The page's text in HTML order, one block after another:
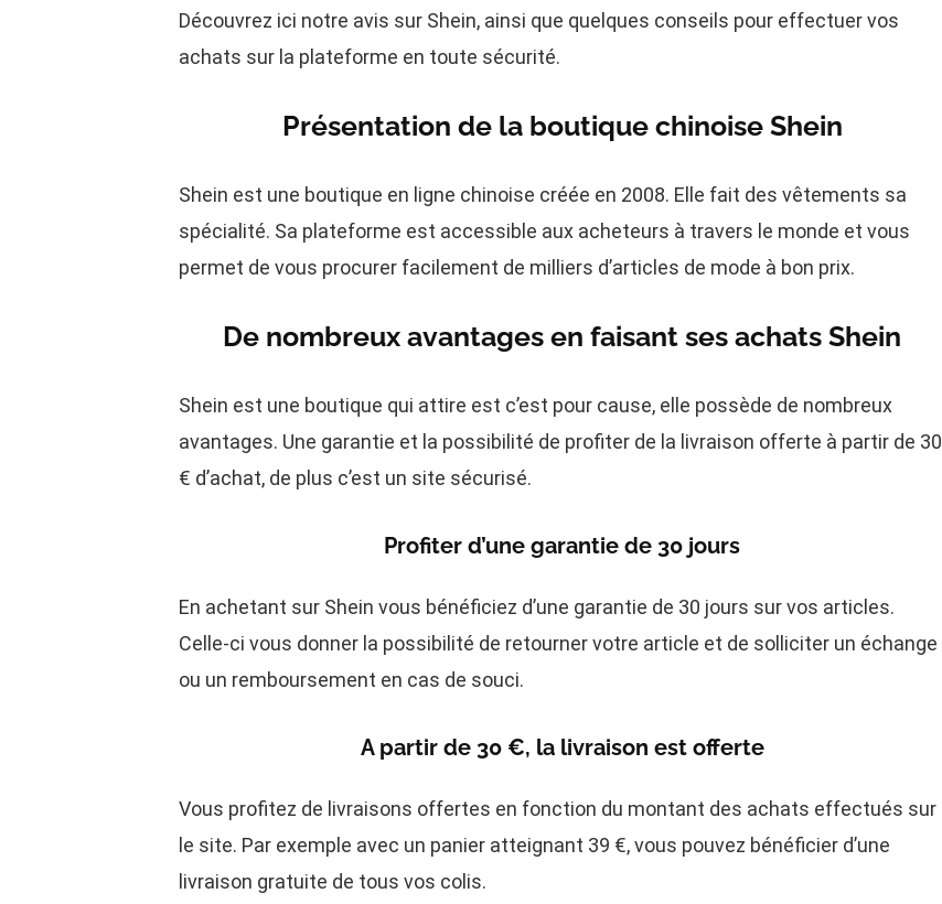
Découvrez ici notre avis sur Shein, ainsi que quelques conseils pour effectuer vos
achats sur la plateforme en toute sécurité.
Présentation de la boutique chinoise Shein
Shein est une boutique en ligne chinoise créée en 2008. Elle fait des vêtements sa
spécialité. Sa plateforme est accessible aux acheteurs à travers le monde et vous
permet de vous procurer facilement de milliers d’articles de mode à bon prix.
De nombreux avantages en faisant ses achats Shein
Shein est une boutique qui attire est c’est pour cause, elle possède de nombreux
avantages. Une garantie et la possibilité de profiter de la livraison offerte à partir de 30
€ d’achat, de plus c’est un site sécurisé.
Profiter d’une garantie de 30 jours
En achetant sur Shein vous bénéficiez d’une garantie de 30 jours sur vos articles.
Celle-ci vous donner la possibilité de retourner votre article et de solliciter un échange
ou un remboursement en cas de souci.
A partir de 30 €, la livraison est offerte
Vous profitez de livraisons offertes en fonction du montant des achats effectués sur
le site. Par exemple avec un panier atteignant 39 €, vous pouvez bénéficier d’une
livraison gratuite de tous vos colis.